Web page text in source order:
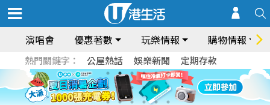
演唱會 優惠著數 玩樂情報 購物情報
熱門關鍵字： 公屋熱話 娛樂新聞 定期存款